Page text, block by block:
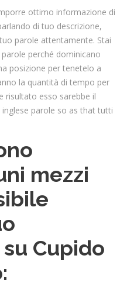
ottimo informazione di
di tuo descrizione,
parole attentamente. Stai
perché dominicano
posizione per tenetelo a
la quantità di tempo per
risultato esso sarebbe il
parole so as that tutti
mezzi
Cupido